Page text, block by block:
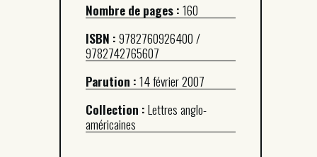
Nombre de pages :160
ISBN :9782760926400 /
9782742765607
Parution :14 février 2007
Collection :Lettres anglo-
américaines